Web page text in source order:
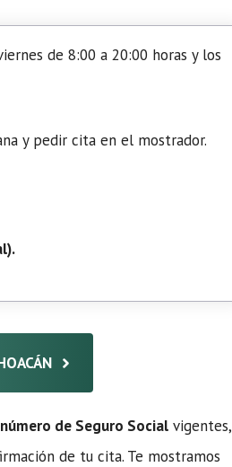
de 8:00 a 20:00 horas y los
y pedir cita en el mostrador.
).
número de Seguro Social vigentes,
de tu cita. Te mostramos